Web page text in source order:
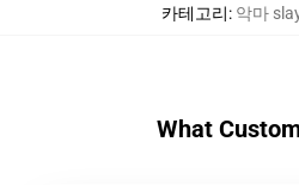
카테고리: 악마
What